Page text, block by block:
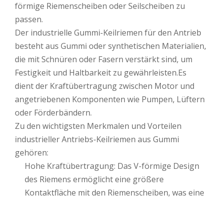
förmige Riemenscheiben oder Seilscheiben zu
passen.
Der industrielle Gummi-Keilriemen für den Antrieb
besteht aus Gummi oder synthetischen Materialien,
die mit Schnüren oder Fasern verstärkt sind, um
Festigkeit und Haltbarkeit zu gewährleisten.Es
dient der Kraftübertragung zwischen Motor und
angetriebenen Komponenten wie Pumpen, Lüftern
oder Förderbändern.
Zu den wichtigsten Merkmalen und Vorteilen
industrieller Antriebs-Keilriemen aus Gummi
gehören:
Hohe Kraftübertragung: Das V-förmige Design
des Riemens ermöglicht eine größere
Kontaktfläche mit den Riemenscheiben, was eine